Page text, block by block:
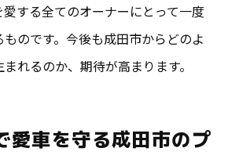
する全てのオーナーにとって一度
のです。今後も成田市からどのよ
れるのか、期待が高まります。
愛車を守る成田市のプ